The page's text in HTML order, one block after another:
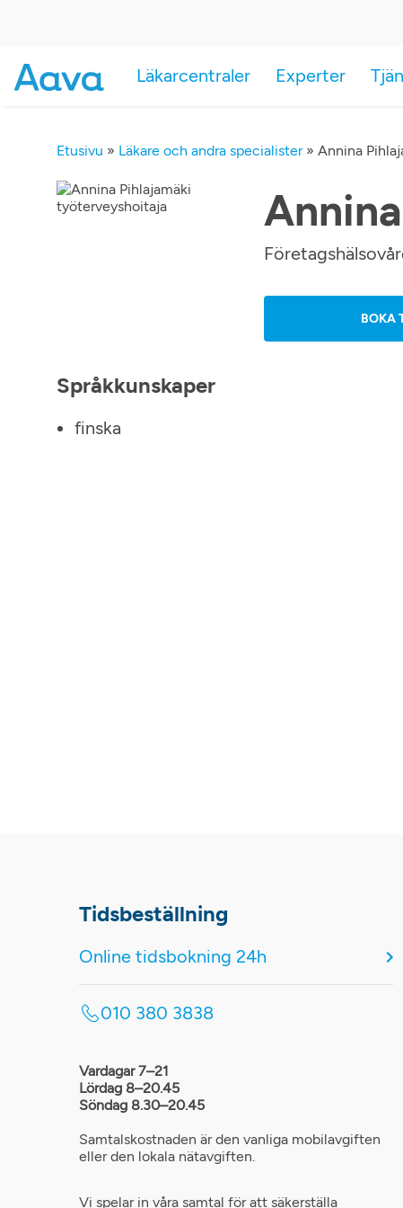
Läkarcentraler Experter
Etusivu » Läkare och andra specialister» Annina
BOKA
Språkkunskaper
finska
Tidsbeställning
Online tidsbokning 24h
010 380 3838
Vardagar 7–21
Lördag 8–20.45
Söndag 8.30–20.45
Samtalskostnaden är den vanliga mobilavgiften
eller den lokala nätavgiften.
Vi spelar in våra samtal för att säkerställa